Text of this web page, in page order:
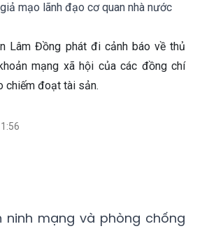
mạo lãnh đạo cơ quan nhà nước
Lâm Đồng phát đi cảnh báo về thủ
mạng xã hội của các đồng chí
chiếm đoạt tài sản.
ninh mạng và phòng chống